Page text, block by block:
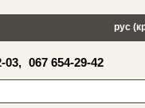
Оплата и доставкарус
03, 067 654-29-42